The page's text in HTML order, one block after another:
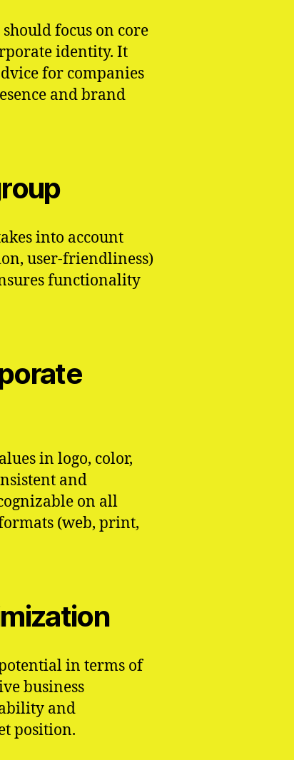
focus on core
identity. It
for companies
and brand
into account
user-friendliness)
functionality
in logo, color,
and
on all
(web, print,
in terms of
business
and
position.